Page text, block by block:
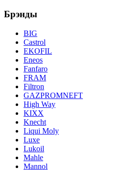
Брэнды
BIG
Castrol
EKOFIL
Eneos
Fanfaro
FRAM
Filtron
GAZPROMNEFT
High Way
KIXX
Knecht
Liqui Moly
Luxe
Lukoil
Mahle
Mannol